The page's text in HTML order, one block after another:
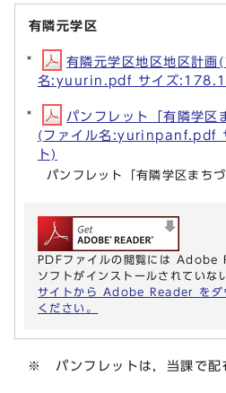
有隣元学区
有隣元学区地区地区計画
名:yuurin.pdf サイズ
パンフレット「有隣学区
(ファイル名:yurinpanf.pdf
ト)
パンフレット「有隣学区まち
PDFファイルの閲覧には Adobe
ソフトがインストールされていな
サイトから Adobe Reader をダ
ください。
※ パンフレットは，当課で配